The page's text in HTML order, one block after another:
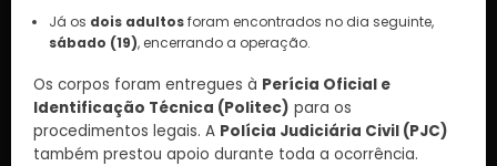
Já os dois adultosforam encontrados no dia seguinte,
sábado (19), encerrando a operação.
Os corpos foram entregues à Perícia Oficial e
Identificação Técnica (Politec) para os
procedimentos legais. A Polícia Judiciária Civil (PJC)
também prestou apoio durante toda a ocorrência.